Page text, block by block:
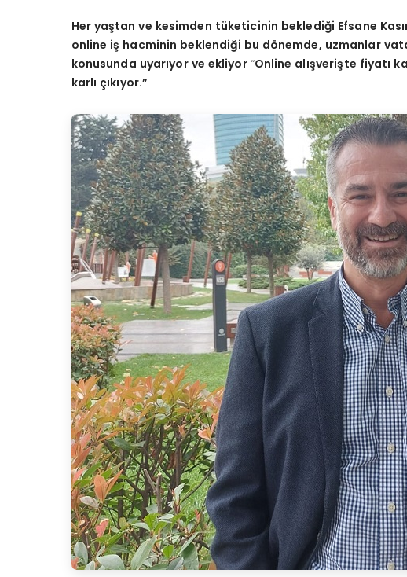
Her yaştan ve kesimden tüketicinin beklediği Efsane Kas
online iş hacminin beklendiği bu dönemde, uzmanlar
konusunda uyarıyor ve ekliyor “Online alışverişte fiyatı
karlı çıkıyor.”